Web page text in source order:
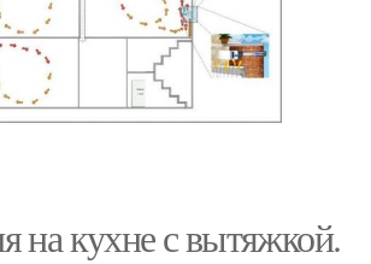
на кухне с вытяжкой.